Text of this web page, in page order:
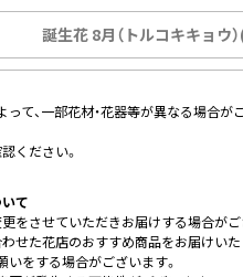
誕生花 8月（トルコキキョウ
て、一部花材・花器等が異なる場合が
ください。
て
更をさせていただきお届けする場合が
せた花店のおすすめ商品をお届けいた
いをする場合がございます。